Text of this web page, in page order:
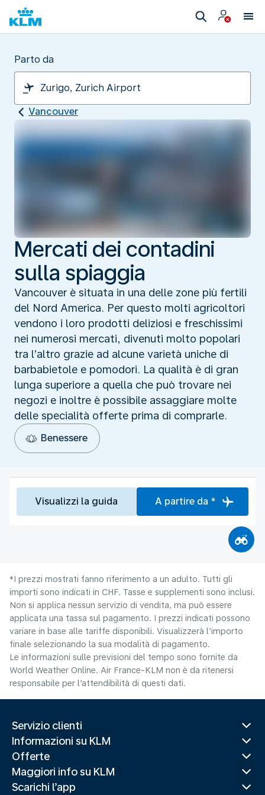
Parto da
Vancouver
Mercati dei contadini
sulla spiaggia
Vancouver è situata in una delle zone più fertili
del Nord America. Per questo molti agricoltori
vendono i loro prodotti deliziosi e freschissimi
nei numerosi mercati, divenuti molto popolari
tra l’altro grazie ad alcune varietà uniche di
barbabietole e pomodori. La qualità è di gran
lunga superiore a quella che può trovare nei
negozi e inoltre è possibile assaggiare molte
delle specialità offerte prima di comprarle.
Benessere
Visualizzi la guida A partire da *
*I prezzi mostrati fanno riferimento a un adulto. Tutti gli
importi sono indicati in CHF. Tasse e supplementi sono inclusi.
Non si applica nessun servizio di vendita, ma può essere
applicata una tassa sul pagamento. I prezzi indicati possono
variare in base alle tariffe disponibili. Visualizzerà l’importo
finale selezionando la sua modalità di pagamento.
Le informazioni sulle previsioni del tempo sono fornite da
World Weather Online. Air France-KLM non è da ritenersi
responsabile per l’attendibilità di questi dati.
Servizio clienti
Informazioni su KLM
Offerte
Maggiori info su KLM
Scarichi l’app